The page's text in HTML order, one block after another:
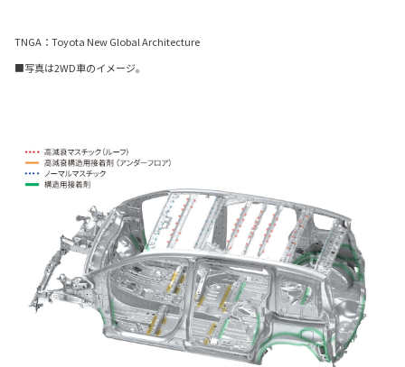
TNGA：Toyota New Global Architecture
■写真は2WD車のイメージ。